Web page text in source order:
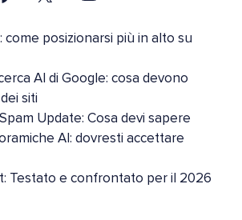
come posizionarsi più in alto su
AI di Google: cosa devono
siti
Update: Cosa devi sapere
AI: dovresti accettare
Testato e confrontato per il 2026